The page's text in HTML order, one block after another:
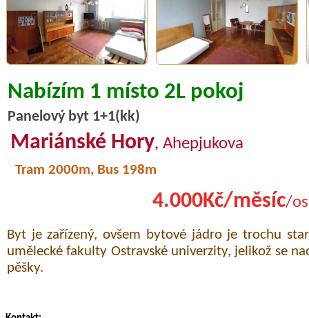
Nabízím 1 místo 2L pokoj
Panelový byt 1+1(kk)
Mariánské Hory, Ahepjukova
Tram 2000m, Bus 198m
4.000Kč/měsíc/
Byt je zařízený, ovšem bytové jádro je trochu
umělecké fakulty Ostravské univerzity, jelikož se
pěšky.